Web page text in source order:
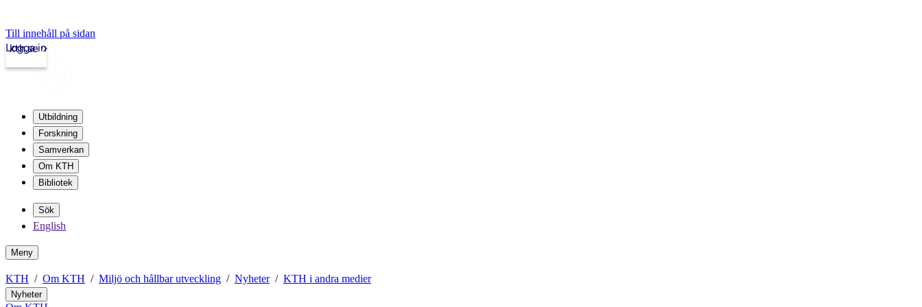
Till innehåll på sidan
kth.se
Logga in
Utbildning
Forskning
Samverkan
Om KTH
Bibliotek
Sök
English
Meny
KTH Om KTH Miljö och hållbar utveckling Nyheter KTH i andra medier
Nyheter